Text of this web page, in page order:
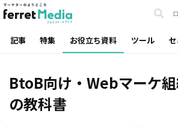
記事 特集 お役立ち資料 ツール
BtoB向け・Webマーケ
の教科書